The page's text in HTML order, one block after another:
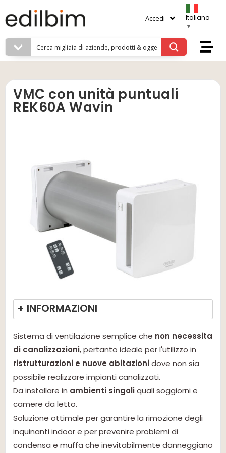
Accedi
Italiano
▼
VMC con unità puntuali
REK60A Wavin
+ INFORMAZIONI
Sistema di ventilazione semplice che non necessita
di canalizzazioni, pertanto ideale per l'utilizzo in
ristrutturazioni e nuove abitazionidove non sia
possibile realizzare impianti canalizzati.
Da installare in ambienti singoliquali soggiorni e
camere da letto.
Soluzione ottimale per garantire la rimozione degli
inquinanti indoor e per prevenire problemi di
condensa e muffa che inevitabilmente danneggiano